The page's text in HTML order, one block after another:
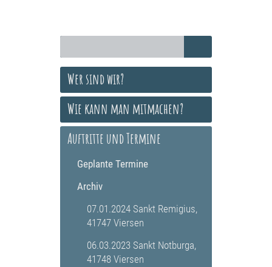
Wer sind wir?
Wie kann man mitmachen?
Auftritte und Termine
Geplante Termine
Archiv
07.01.2024 Sankt Remigius,
41747 Viersen
06.03.2023 Sankt Notburga,
41748 Viersen